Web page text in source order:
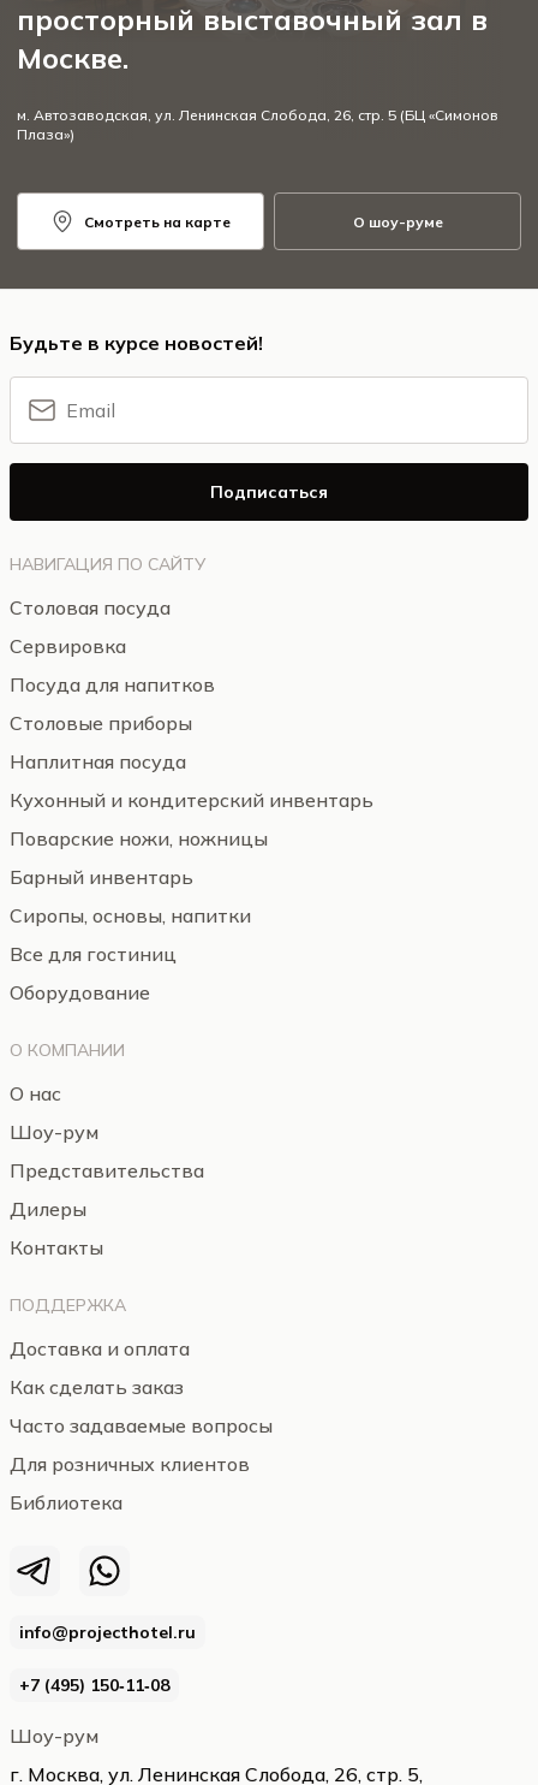
просторный выставочный зал в
Москве.
м. Автозаводская, ул. Ленинская Слобода, 26, стр. 5 (БЦ «Симонов
Плаза»)
Смотреть на карте О шоу-руме
info@projecthotel.ru
+7 (495) 150‑11‑08
Шоу-рум
г. Москва, ул. Ленинская Слобода, 26, стр. 5,
НАВИГАЦИЯ ПО САЙТУ
Столовая посуда
Сервировка
Посуда для напитков
Столовые приборы
Наплитная посуда
Кухонный и кондитерский инвентарь
Поварские ножи, ножницы
Барный инвентарь
Сиропы, основы, напитки
Все для гостиниц
Оборудование
О КОМПАНИИ
О нас
Шоу-рум
Представительства
Дилеры
Контакты
ПОДДЕРЖКА
Доставка и оплата
Как сделать заказ
Часто задаваемые вопросы
Для розничных клиентов
Библиотека
Будьте в курсе новостей!
Подписаться